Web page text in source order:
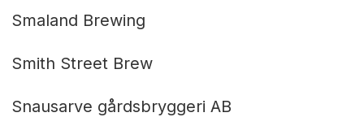
Smaland Brewing
Smith Street Brew
Snausarve gårdsbryggeri AB